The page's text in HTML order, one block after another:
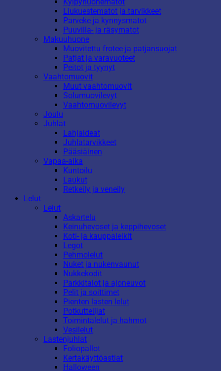
Liukuestematot ja tarvikkeet
Parveke ja kynnysmatot
Puuvilla- ja räsymatot
Makuuhuone
Muovitettu frotee ja patjansuojat
Patjat ja varavuoteet
Peitot ja tyynyt
Vaahtomuovit
Muut vaahtomuovit
Solumuovilevyt
Vaahtomuovilevyt
Joulu
Juhlat
Lahjaideat
Juhlatarvikkeet
Pääsiäinen
Vapaa-aika
Kuntoilu
Laukut
Retkeily ja veneily
Lelut
Lelut
Askartelu
Keinuhevoset ja keppihevoset
Koti- ja kauppaleikit
Legot
Pehmolelut
Nuket ja nukenvaunut
Nukkekodit
Parkkitalot ja ajoneuvot
Pelit ja soittimet
Pienten lasten lelut
Potkuttelijat
Toimintalelut ja hahmot
Vesilelut
Lastenjuhlat
Foliopallot
Kertakäyttöastiat
Halloween